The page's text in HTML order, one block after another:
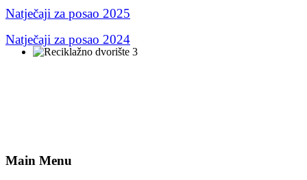
Natječaji za posao 2025
Natječaji za posao 2024
Main Menu